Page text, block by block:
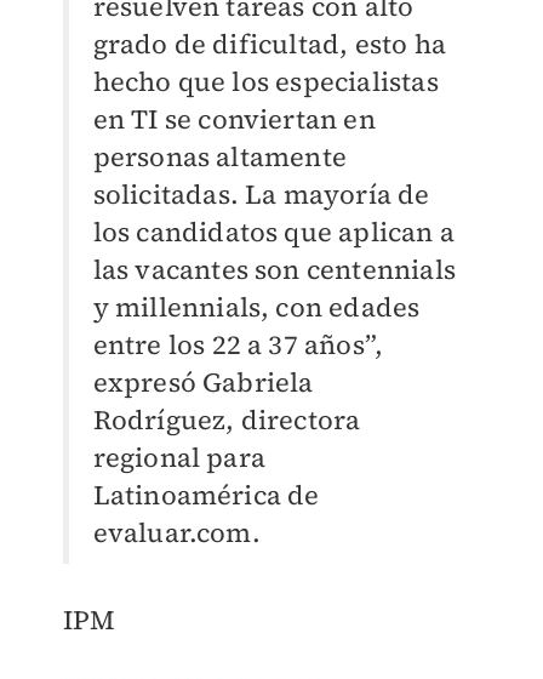
grado de dificultad, esto ha
hecho que los especialistas
en TI se conviertan en
personas altamente
solicitadas. La mayoría de
los candidatos que aplican a
las vacantes son centennials
y millennials, con edades
entre los 22 a 37 años”,
expresó Gabriela
Rodríguez, directora
regional para
Latinoamérica de
evaluar.com.
IPM